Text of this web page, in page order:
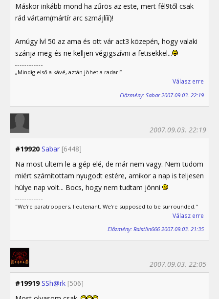
Máskor inkább mond ha zűrös az este, mert fél9től csak
rád vártam(mártír arc szmájlííí)!
Amúgy lvl 50 az ama és ott vár act3 közepén, hogy valaki
szánja meg és ne kelljen végigszívni a fetisekkel...
„Mindig első a kávé, aztán jöhet a radar!”
Válasz erre
Előzmény: Sabar 2007.09.03. 22:19
#19920 Sabar [6448]
2007.09.03. 22:19
Na most ültem le a gép elé, de már nem vagy. Nem tudom
miért számítottam nyugodt estére, amikor a nap is teljesen
hülye nap volt... Bocs, hogy nem tudtam jönni
"We're paratroopers, lieutenant. We're supposed to be surrounded."
Válasz erre
Előzmény: Raistlin666 2007.09.03. 21:35
#19919 SSh@rk [506]
2007.09.03. 22:05